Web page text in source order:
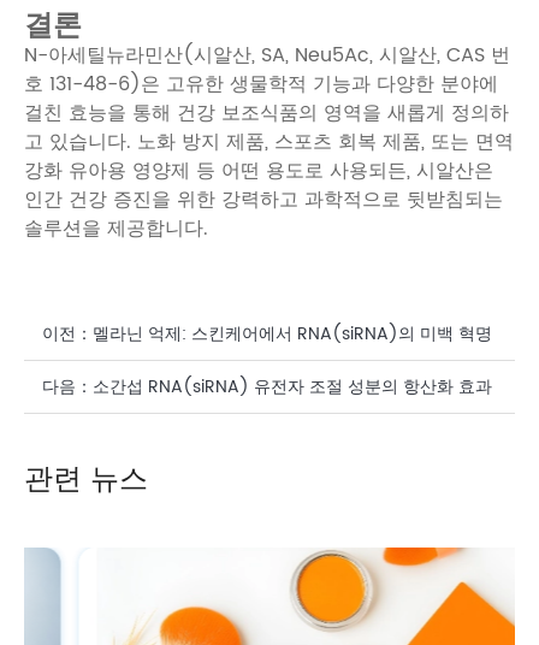
결론
N-아세틸뉴라민산(시알산, SA, Neu5Ac, 시알산, CAS 번
호 131-48-6)은 고유한 생물학적 기능과 다양한 분야에
걸친 효능을 통해 건강 보조식품의 영역을 새롭게 정의하
고 있습니다. 노화 방지 제품, 스포츠 회복 제품, 또는 면역
강화 유아용 영양제 등 어떤 용도로 사용되든, 시알산은
인간 건강 증진을 위한 강력하고 과학적으로 뒷받침되는
솔루션을 제공합니다.
이전： 멜라닌 억제: 스킨케어에서 RNA(siRNA)의 미백 혁명
다음： 소간섭 RNA(siRNA) 유전자 조절 성분의 항산화 효과
관련 뉴스